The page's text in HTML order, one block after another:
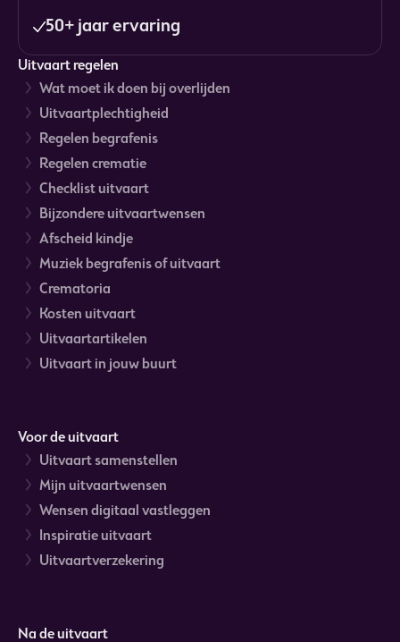
50+ jaar ervaring
Uitvaart regelen
Wat moet ik doen bij overlijden
Uitvaartplechtigheid
Regelen begrafenis
Regelen crematie
Checklist uitvaart
Bijzondere uitvaartwensen
Afscheid kindje
Muziek begrafenis of uitvaart
Crematoria
Kosten uitvaart
Uitvaartartikelen
Uitvaart in jouw buurt
Voor de uitvaart
Uitvaart samenstellen
Mijn uitvaartwensen
Wensen digitaal vastleggen
Inspiratie uitvaart
Uitvaartverzekering
Na de uitvaart